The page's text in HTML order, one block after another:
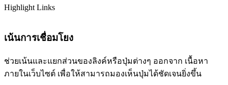
Highlight Links
เน้นการเชื่อมโยง
ช่วยเน้นและแยกส่วนของลิงค์หรือปุ่มต่างๆ ออกจาก เนื้อหา
ภายในเว็บไซต์ เพื่อให้สามารถมองเห็นปุ่มได้ชัดเจนยิ่งขึ้น